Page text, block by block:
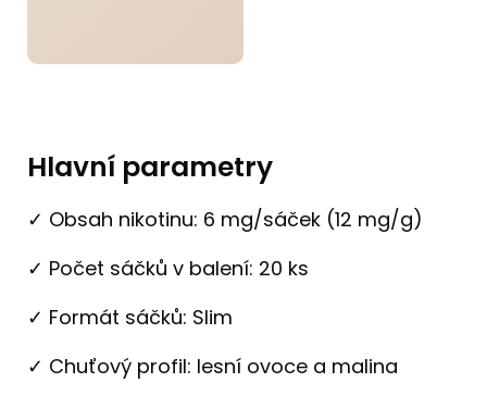
Hlavní parametry
✓ Obsah nikotinu: 6 mg/sáček (12 mg/g)
✓ Počet sáčků v balení: 20 ks
✓ Formát sáčků: Slim
✓ Chuťový profil: lesní ovoce a malina